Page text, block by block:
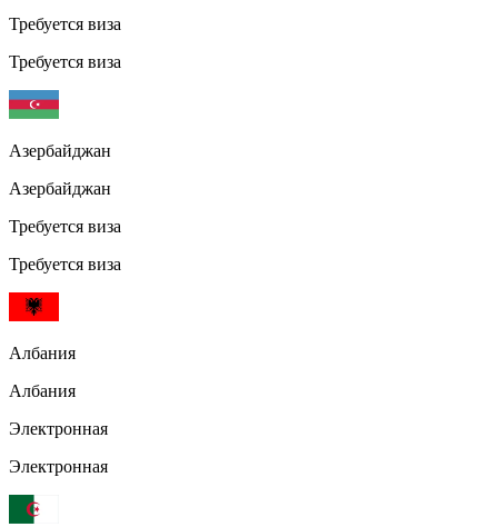
Требуется виза
Требуется виза
Азербайджан
Азербайджан
Требуется виза
Требуется виза
Албания
Албания
Электронная
Электронная